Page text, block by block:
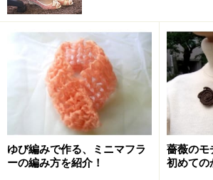
レッグウォーマーの作り方
【材料】
お手頃価格も嬉しい糸
ユザワヤ
ゆび編みで作る、ミニマフラ
ーの編み方を紹介！
薔薇のモ
初めての